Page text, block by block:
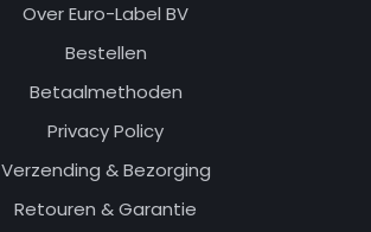
Over Euro-Label BV
Bestellen
Betaalmethoden
Privacy Policy
Verzending & Bezorging
Retouren & Garantie